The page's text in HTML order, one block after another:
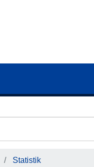
Statistik